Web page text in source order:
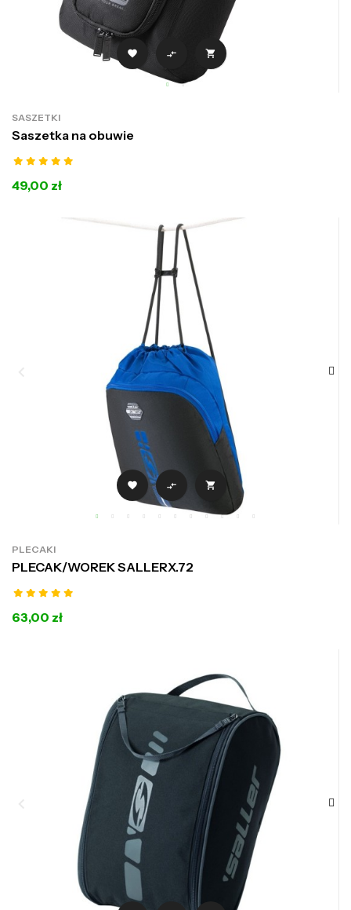
  
SASZETKI
Saszetka na obuwie
49,00 zł
  
PLECAKI
PLECAK/WOREK SALLERX.72
63,00 zł